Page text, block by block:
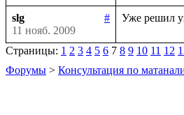
slg
#
11 нояб. 2009
Страницы: 1 2 3 4 5 6 7 8 9 10 11 12
Форумы > Консультация по